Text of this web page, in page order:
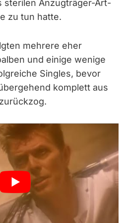
sterilen Anzugträger-Art-
zu tun hatte.
mehrere eher
und einige wenige
Singles, bevor
komplett aus